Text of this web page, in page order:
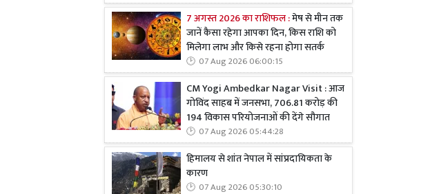
7 अगस्त 2026 का राशिफल :मेष से मीन तक
जानें कैसा रहेगा आपका दिन, किस राशि को
मिलेगा लाभ और किसे रहना होगा सतर्क
07 Aug 2026 06:00:15
CM Yogi Ambedkar Nagar Visit : आज
गोविंद साहब में जनसभा, 706.81 करोड़ की
194 विकास परियोजनाओं की देंगे सौगात
07 Aug 2026 05:44:28
हिमालय से शांत नेपाल में सांप्रदायिकता के
कारण
07 Aug 2026 05:30:10